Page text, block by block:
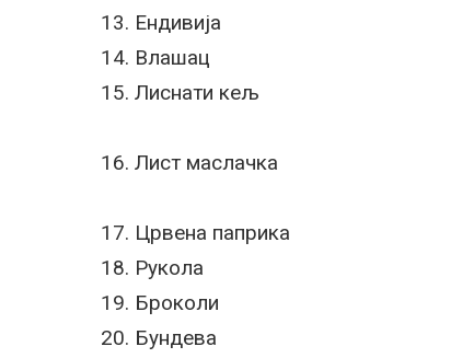
13. Ендивија
14. Влашац
15. Лиснати кељ
16. Лист маслачка
17. Црвена паприка
18. Рукола
19. Броколи
20. Бундева